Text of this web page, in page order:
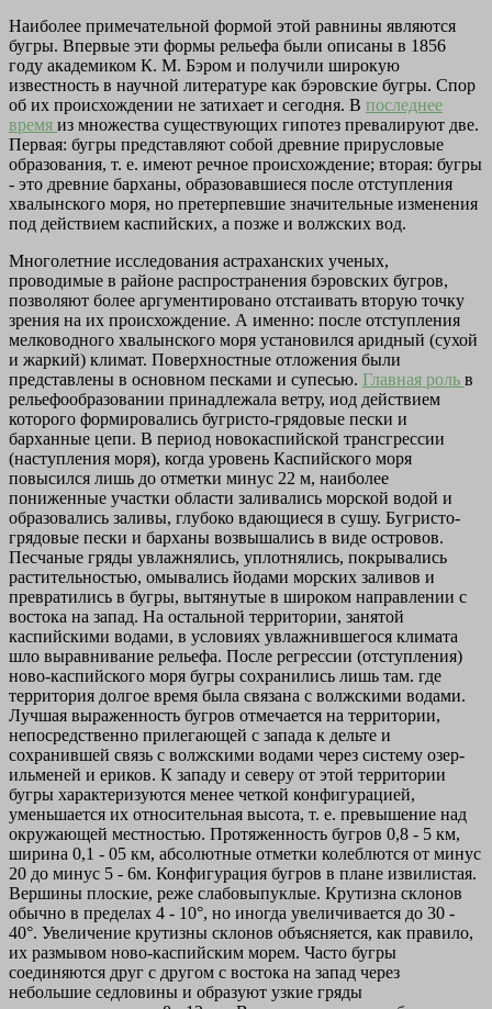
Наиболее примечательной формой этой равнины являются
бугры. Впервые эти формы рельефа были описаны в 1856
году академиком К. М. Бэром и получили широкую
известность в научной литературе как бэровские бугры. Спор
об их происхождении не затихает и сегодня. В последнее
время из множества существующих гипотез превалируют две.
Первая: бугры представляют собой древние прирусловые
образования, т. е. имеют речное происхождение; вторая: бугры
- это древние барханы, образовавшиеся после отступления
хвалынского моря, но претерпевшие значительные изменения
под действием каспийских, а позже и волжских вод.
Многолетние исследования астраханских ученых,
проводимые в районе распространения бэровских бугров,
позволяют более аргументировано отстаивать вторую точку
зрения на их происхождение. А именно: после отступления
мелководного хвалынского моря установился аридный (сухой
и жаркий) климат. Поверхностные отложения были
представлены в основном песками и супесью. Главная роль в
рельефообразовании принадлежала ветру, иод действием
которого формировались бугристо-грядовые пески и
барханные цепи. В период новокаспийской трансгрессии
(наступления моря), когда уровень Каспийского моря
повысился лишь до отметки минус 22 м, наиболее
пониженные участки области заливались морской водой и
образовались заливы, глубоко вдающиеся в сушу. Бугристо-
грядовые пески и барханы возвышались в виде островов.
Песчаные гряды увлажнялись, уплотнялись, покрывались
растительностью, омывались йодами морских заливов и
превратились в бугры, вытянутые в широком направлении с
востока на запад. На остальной территории, занятой
каспийскими водами, в условиях увлажнившегося климата
шло выравнивание рельефа. После регрессии (отступления)
ново-каспийского моря бугры сохранились лишь там. где
территория долгое время была связана с волжскими водами.
Лучшая выраженность бугров отмечается на территории,
непосредственно прилегающей с запада к дельте и
сохранившей связь с волжскими водами через систему озер-
ильменей и ериков. К западу и северу от этой территории
бугры характеризуются менее четкой конфигурацией,
уменьшается их относительная высота, т. е. превышение над
окружающей местностью. Протяженность бугров 0,8 - 5 км,
ширина 0,1 - 05 км, абсолютные отметки колеблются от минус
20 до минус 5 - 6м. Конфигурация бугров в плане извилистая.
Вершины плоские, реже слабовыпуклые. Крутизна склонов
обычно в пределах 4 - 10°, но иногда увеличивается до 30 -
40°. Увеличение крутизны склонов объясняется, как правило,
их размывом ново-каспийским морем. Часто бугры
соединяются друг с другом с востока на запад через
небольшие седловины и образуют узкие гряды